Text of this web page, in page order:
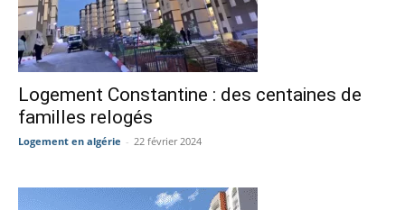
Logement Constantine : des centaines de
familles relogés
Logement en algérie - 22 février 2024